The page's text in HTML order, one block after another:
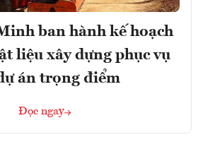
ban hành kế hoạch
liệu xây dựng phục vụ
án trọng điểm
Đọc ngay